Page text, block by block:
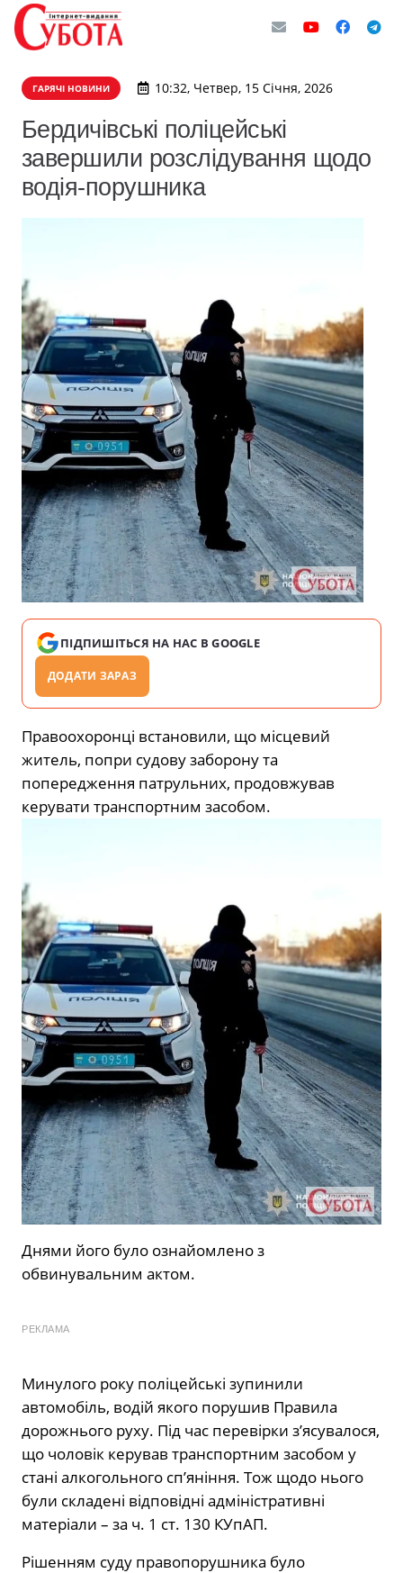
ГАРЯЧІ НОВИНИ 10:32, Четвер, 15 Січня, 2026
Бердичівські поліцейські
завершили розслідування щодо
водія-порушника
ПІДПИШІТЬСЯ НА НАС В GOOGLE
ДОДАТИ ЗАРАЗ
Правоохоронці встановили, що місцевий
житель, попри судову заборону та
попередження патрульних, продовжував
керувати транспортним засобом.
Днями його було ознайомлено з
обвинувальним актом.
РЕКЛАМА
Минулого року поліцейські зупинили
автомобіль, водій якого порушив Правила
дорожнього руху. Під час перевірки з’ясувалося,
що чоловік керував транспортним засобом у
стані алкогольного сп’яніння. Тож щодо нього
були складені відповідні адміністративні
матеріали – за ч. 1 ст. 130 КУпАП.
Рішенням суду правопорушника було